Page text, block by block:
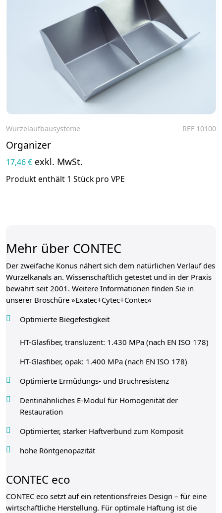
Wurzelaufbausysteme REF 10100
Organizer
17,46 € exkl. MwSt.
Produkt enthält 1 Stück pro VPE
Mehr über CONTEC
Der zweifache Konus nähert sich dem natürlichen Verlauf des
Wurzelkanals an. Wissenschaftlich getestet und in der Praxis
bewährt seit 2001. Weitere Informationen finden Sie in
unserer Broschüre »Exatec+Cytec+Contec«
Optimierte Biegefestigkeit
HT-Glasfiber, transluzent: 1.430 MPa (nach EN ISO 178)
HT-Glasfiber, opak: 1.400 MPa (nach EN ISO 178)
Optimierte Ermüdungs- und Bruchresistenz
Dentinähnliches E-Modul für Homogenität der
Restauration
Optimierter, starker Haftverbund zum Komposit
hohe Röntgenopazität
CONTEC eco
CONTEC eco setzt auf ein retentionsfreies Design – für eine
wirtschaftliche Herstellung. Für optimale Haftung ist die